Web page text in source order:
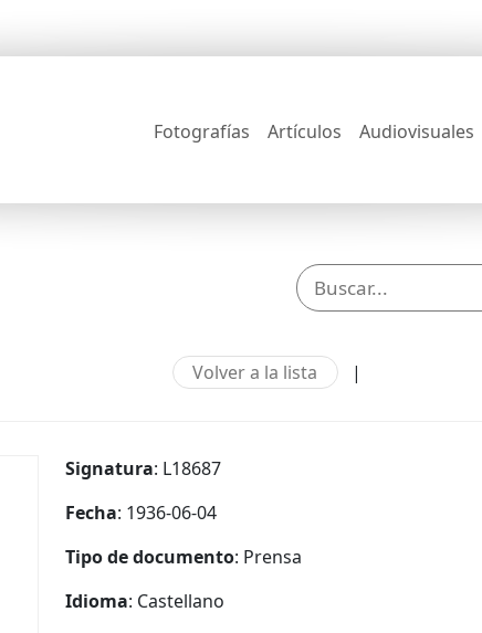
Fotografías Artículos Audiovisuales
Volver a la lista |
Signatura: L18687
Fecha: 1936-06-04
Tipo de documento: Prensa
Idioma: Castellano